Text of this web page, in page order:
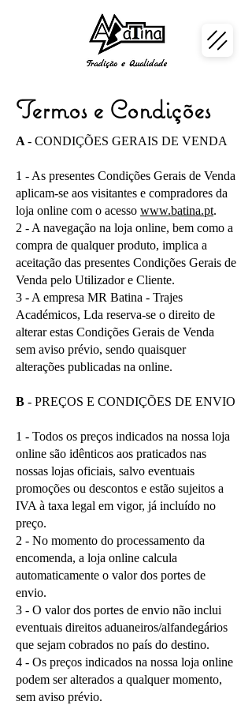
Termos e Condições
A - CONDIÇÕES GERAIS DE VENDA
1 - As presentes Condições Gerais de Venda
aplicam-se aos visitantes e compradores da
loja online com o acesso www.batina.pt.
2 - A navegação na loja online, bem como a
compra de qualquer produto, implica a
aceitação das presentes Condições Gerais de
Venda pelo Utilizador e Cliente.
3 - A empresa MR Batina - Trajes
Académicos, Lda reserva-se o direito de
alterar estas Condições Gerais de Venda
sem aviso prévio, sendo quaisquer
alterações publicadas na online.
B - PREÇOS E CONDIÇÕES DE ENVIO
1 - Todos os preços indicados na nossa loja
online são idênticos aos praticados nas
nossas lojas oficiais, salvo eventuais
promoções ou descontos e estão sujeitos a
IVA à taxa legal em vigor, já incluído no
preço.
2 - No momento do processamento da
encomenda, a loja online calcula
automaticamente o valor dos portes de
envio.
3 - O valor dos portes de envio não inclui
eventuais direitos aduaneiros/alfandegários
que sejam cobrados no país do destino.
4 - Os preços indicados na nossa loja online
podem ser alterados a qualquer momento,
sem aviso prévio.